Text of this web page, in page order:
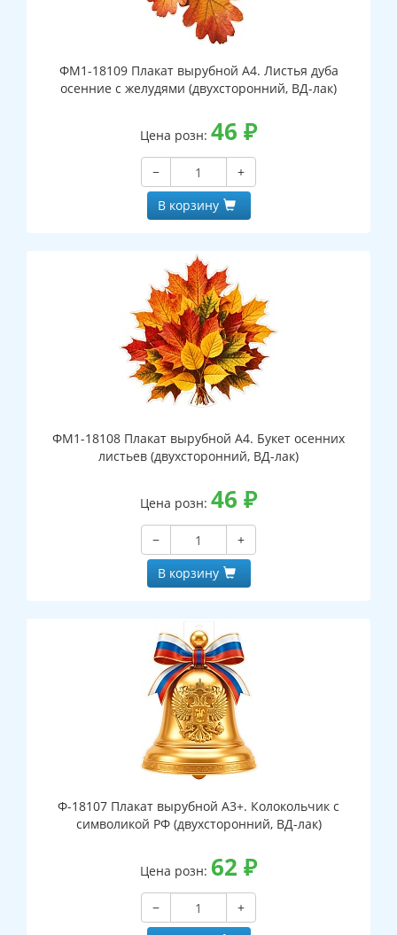
ФМ1-18109 Плакат вырубной А4. Листья дуба
осенние с желудями (двухсторонний, ВД-лак)
Цена розн: 46 ₽
−
+
В корзину
ФМ1-18108 Плакат вырубной А4. Букет осенних
листьев (двухсторонний, ВД-лак)
Цена розн: 46 ₽
−
+
В корзину
Ф-18107 Плакат вырубной А3+. Колокольчик с
символикой РФ (двухсторонний, ВД-лак)
Цена розн: 62 ₽
−
+